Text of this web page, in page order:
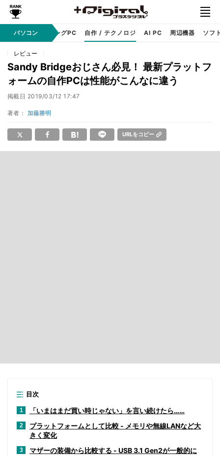
パソコン
PC本体 ゲーミングPC 自作 / テクノロジ AI PC 周辺機器 ソフ
レビュー
Sandy Bridgeおじさん必見！ 最新プラットフ
ォームの自作PCは性能がこんなに違う
掲載日 2019/03/12 17:47
著者： 加藤勝明
URLをコピー
目次
1 「いまはまだ買い時じゃない」を言い続けたら……
2
プラットフォームとして比較 - メモリや無線LANなど大
きく変化
3 マザーの装備から比較する - USB 3.1 Gen2が一般的に